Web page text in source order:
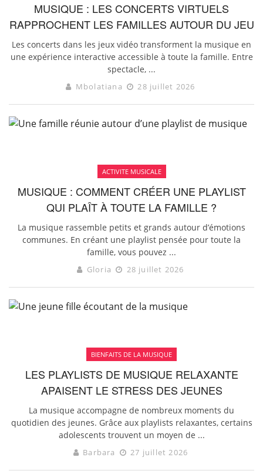
MUSIQUE : LES CONCERTS VIRTUELS
RAPPROCHENT LES FAMILLES AUTOUR DU JEU
Les concerts dans les jeux vidéo transforment la musique en
une expérience interactive accessible à toute la famille. Entre
spectacle, ...
Mbolatiana 28 juillet 2026
ACTIVITE MUSICALE
MUSIQUE : COMMENT CRÉER UNE PLAYLIST
QUI PLAÎT À TOUTE LA FAMILLE ?
La musique rassemble petits et grands autour d’émotions
communes. En créant une playlist pensée pour toute la
famille, vous pouvez ...
Gloria 28 juillet 2026
BIENFAITS DE LA MUSIQUE
LES PLAYLISTS DE MUSIQUE RELAXANTE
APAISENT LE STRESS DES JEUNES
La musique accompagne de nombreux moments du
quotidien des jeunes. Grâce aux playlists relaxantes, certains
adolescents trouvent un moyen de ...
Barbara 27 juillet 2026